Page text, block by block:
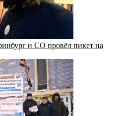
и СО провёл пикет на